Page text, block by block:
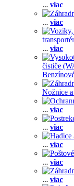
... viac
... viac
... viac
čističe
Nožnice a
... viac
... viac
... viac
... viac
... viac